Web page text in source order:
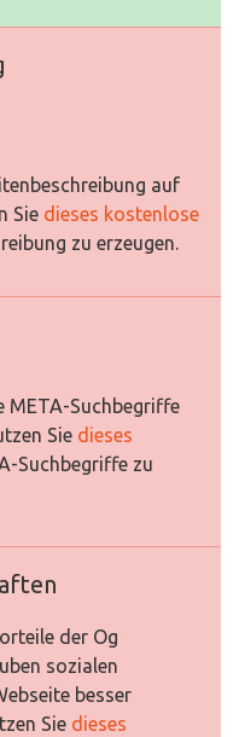
auf
Sie dieses kostenlose
zu erzeugen.
META-Suchbegriffe
Sie dieses
Suchbegriffe zu
der Og
sozialen
besser
Sie dieses